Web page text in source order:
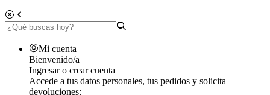
Mi cuenta
Bienvenido/a
Ingresar o crear cuenta
Accede a tus datos personales, tus pedidos y solicita
devoluciones: